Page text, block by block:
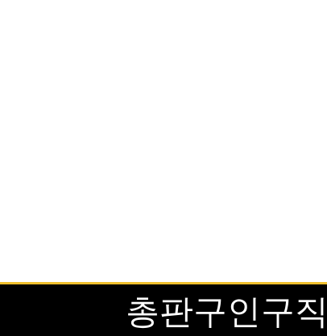
총판구인구직